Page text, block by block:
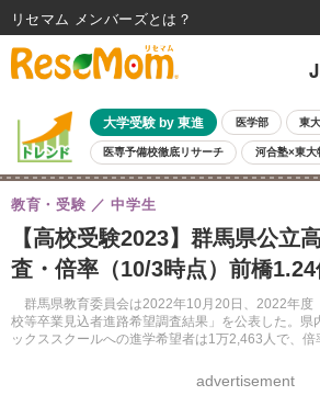
大学受験 by 東進 医学部 東
医専予備校徹底リサーチ 河合塾×東大
親子で考える大学選び 高校受験 中学受験
共通テスト 夏休み
8月開催イベント・WS 全国公立高校 過去問 人
自由研究教材（小学生向け） 自由研究教材（中学生向
【高校受験2023】群馬県公立
査・倍率（10/3時点）前橋1.24
群馬県教育委員会は2022年10月20日、2022年度
校等卒業見込者進路希望調査結果」を公表した。県
ックススクールへの進学希望者は1万2,463人で、倍
教育・受験 中学生
advertisement
リセマム メンバーズ